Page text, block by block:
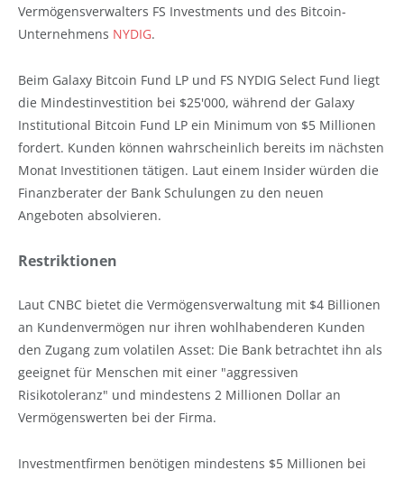
Vermögensverwalters FS Investments und des Bitcoin-
Unternehmens NYDIG.
Beim Galaxy Bitcoin Fund LP und FS NYDIG Select Fund liegt
die Mindestinvestition bei $25'000, während der Galaxy
Institutional Bitcoin Fund LP ein Minimum von $5 Millionen
fordert. Kunden können wahrscheinlich bereits im nächsten
Monat Investitionen tätigen. Laut einem Insider würden die
Finanzberater der Bank Schulungen zu den neuen
Angeboten absolvieren.
Restriktionen
Laut CNBC bietet die Vermögensverwaltung mit $4 Billionen
an Kundenvermögen nur ihren wohlhabenderen Kunden
den Zugang zum volatilen Asset: Die Bank betrachtet ihn als
geeignet für Menschen mit einer "aggressiven
Risikotoleranz" und mindestens 2 Millionen Dollar an
Vermögenswerten bei der Firma.
Investmentfirmen benötigen mindestens $5 Millionen bei